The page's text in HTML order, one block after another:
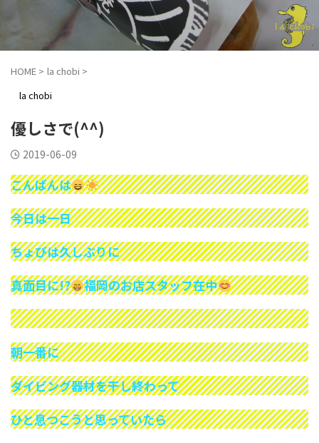
HOME > la chobi >
la chobi
優しさで(^^)
2019-06-09
こんばんは
今日は一日
ちょびは久しぶりに
真面目に!?
福岡のお店スタッフ在中
朝一番に
ダイビング器材を干し終わって
ひと息つこうと思っていたら